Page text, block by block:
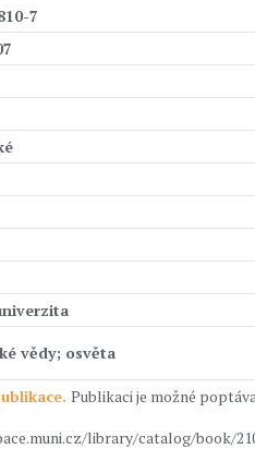
7
vědy; osvěta
Publikaci je možné
library/catalog/book/